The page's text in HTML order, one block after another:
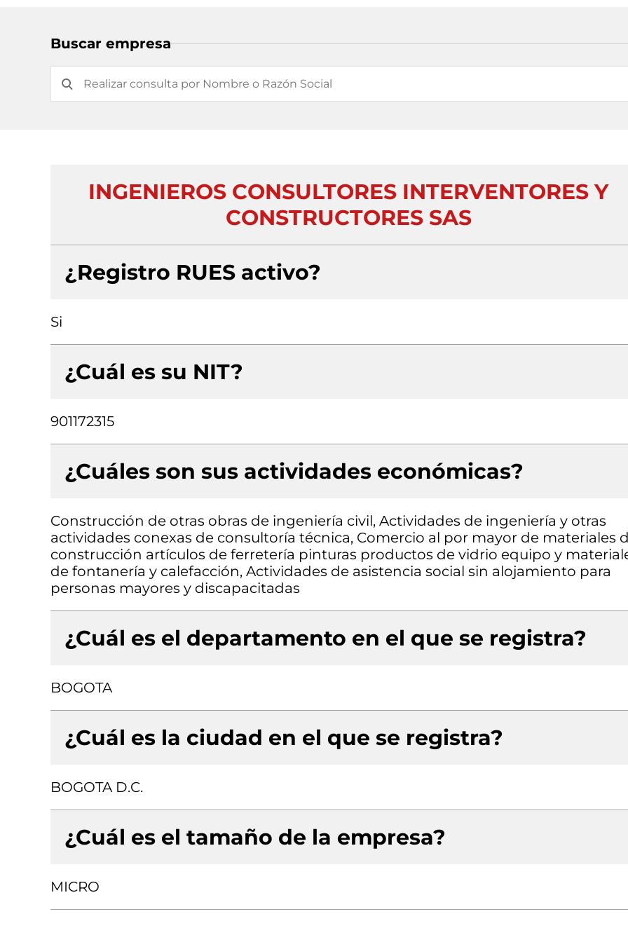
Buscar empresa
INGENIEROS CONSULTORES INTERVENTORES Y
CONSTRUCTORES SAS
¿Registro RUES activo?
Si
¿Cuál es su NIT?
901172315
¿Cuáles son sus actividades económicas?
Construcción de otras obras de ingeniería civil, Actividades de ingeniería y otras
actividades conexas de consultoría técnica, Comercio al por mayor de materiales
construcción artículos de ferretería pinturas productos de vidrio equipo y
de fontanería y calefacción, Actividades de asistencia social sin alojamiento para
personas mayores y discapacitadas
¿Cuál es el departamento en el que se registra?
BOGOTA
¿Cuál es la ciudad en el que se registra?
BOGOTA D.C.
¿Cuál es el tamaño de la empresa?
MICRO